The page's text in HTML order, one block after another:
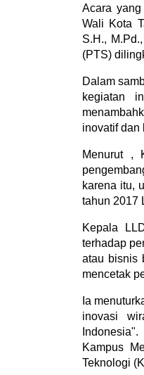
Acara
Wali Kota
S.H.,
(PTS)
Dalam
kegiatan
inovatif dan
Menurut ,
karena itu,
tahun 2017
Kepala
terhadap
atau bisnis
mencetak
Ia
inovasi
Kampus
Teknologi